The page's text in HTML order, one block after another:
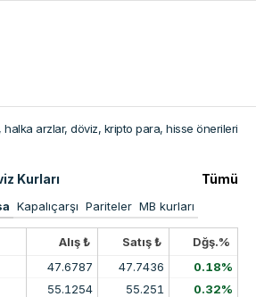
halka arzlar, döviz, kripto para, hisse önerileri
Kurları Tümü
Kapalıçarşı Pariteler MB kurları
Alış ₺ Satış ₺ Dğş.%
47.6787 47.7436 0.18%
55.1254 55.251 0.32%